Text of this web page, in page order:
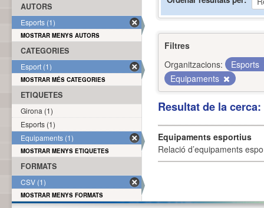
Filtres
Organitzacions:
Esports
Equipaments
Resultat de la
Equipaments esportius
Relació d’equipaments
AUTORS
Esports (1)
MOSTRAR MENYS AUTORS
CATEGORIES
Esport (1)
MOSTRAR MÉS CATEGORIES
ETIQUETES
Girona (1)
Esports (1)
Equipaments (1)
MOSTRAR MENYS ETIQUETES
FORMATS
CSV (1)
MOSTRAR MENYS FORMATS